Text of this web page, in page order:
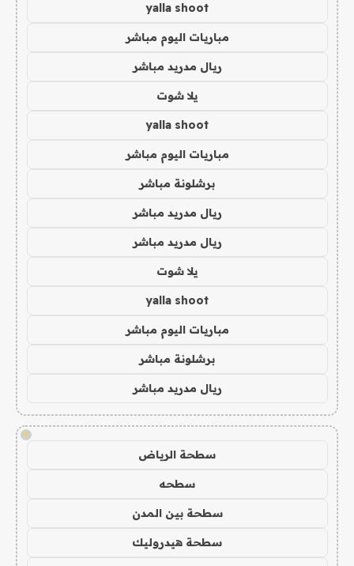
yalla shoot
مباريات اليوم مباشر
ريال مدريد مباشر
يلا شوت
yalla shoot
مباريات اليوم مباشر
برشلونة مباشر
ريال مدريد مباشر
ريال مدريد مباشر
يلا شوت
yalla shoot
مباريات اليوم مباشر
برشلونة مباشر
ريال مدريد مباشر
!
سطحة الرياض
سطحه
سطحة بين المدن
سطحة هيدروليك